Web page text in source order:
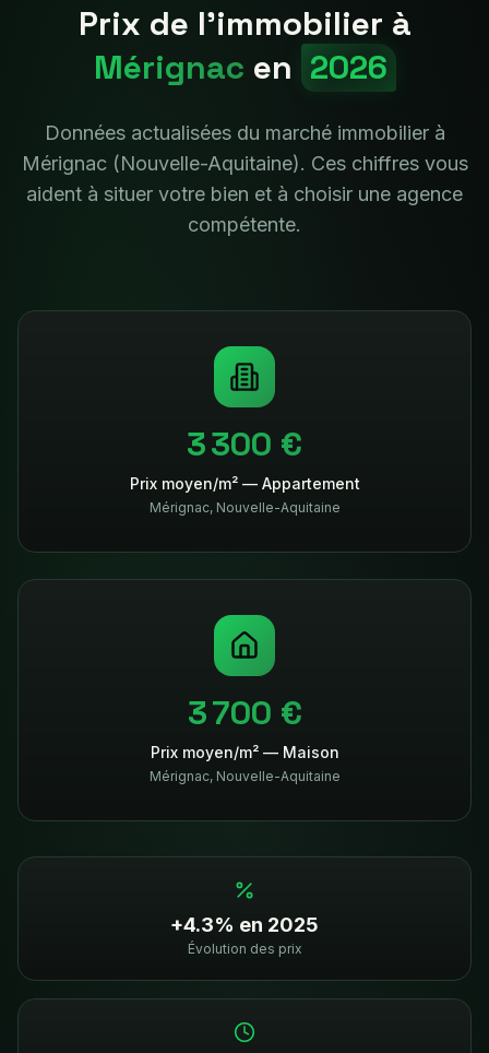
Prix de l'immobilier à
Mérignac en 2026
Données actualisées du marché immobilier à
Mérignac(Nouvelle-Aquitaine). Ces chiffres vous
aident à situer votre bien et à choisir une agence
compétente.
3 300 €
Prix moyen/m² — Appartement
Mérignac, Nouvelle-Aquitaine
3 700 €
Prix moyen/m² — Maison
Mérignac, Nouvelle-Aquitaine
+4.3% en 2025
Évolution des prix